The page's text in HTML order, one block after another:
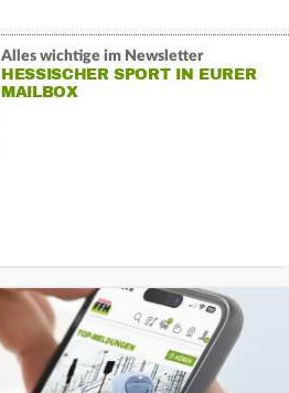
Alles wichtige im Newsletter
HESSISCHER SPORT IN EURER
MAILBOX